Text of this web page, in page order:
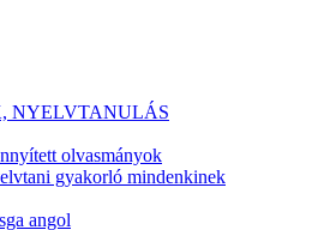
NYELVTANULÁS
olvasmányok
gyakorló mindenkinek
angol